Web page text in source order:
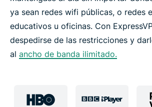
ya sean redes wifi públicas, o redes
educativos u oficinas. Con
despedirse de las restricciones y
al ancho de banda ilimitado.